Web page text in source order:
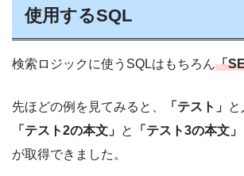
使用するSQL
検索ロジックに使うSQLはもちろん「
先ほどの例を見てみると、 「テスト」
「テスト2の本文」 と 「テスト3の本文」
が取得できました。